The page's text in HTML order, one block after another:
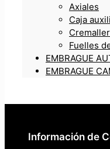
Axiales
Caja
Fuelles
EMBRAGUE
EMBRAGUE
Información de